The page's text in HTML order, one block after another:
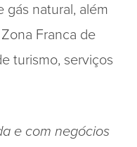
gás natural, além
Franca de
turismo, serviços
e com negócios